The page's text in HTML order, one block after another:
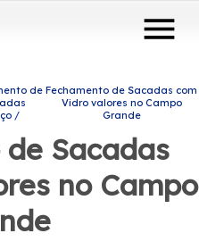
menu
de Fechamento de Sacadas com
Vidro valores no Campo
Grande
Sacadas
no Campo